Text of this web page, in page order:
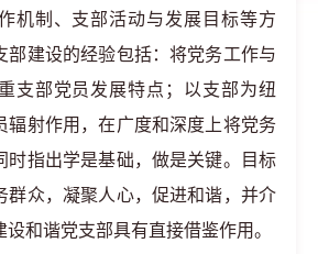
机制、支部活动与发展目标等方
部建设的经验包括：将党务工作与
支部党员发展特点；以支部为纽
辐射作用，在广度和深度上将党务
时指出学是基础，做是关键。目标
群众，凝聚人心，促进和谐，并介
和谐党支部具有直接借鉴作用。